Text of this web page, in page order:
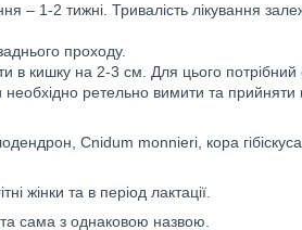
– 1-2 тижні. Тривалість лікування
проходу.
в кишку на 2-3 см. Для цього потрібний
ретельно вимити та прийняти
Cnidum monnieri, кора
жінки та в період лактації.
сама з однаковою назвою.